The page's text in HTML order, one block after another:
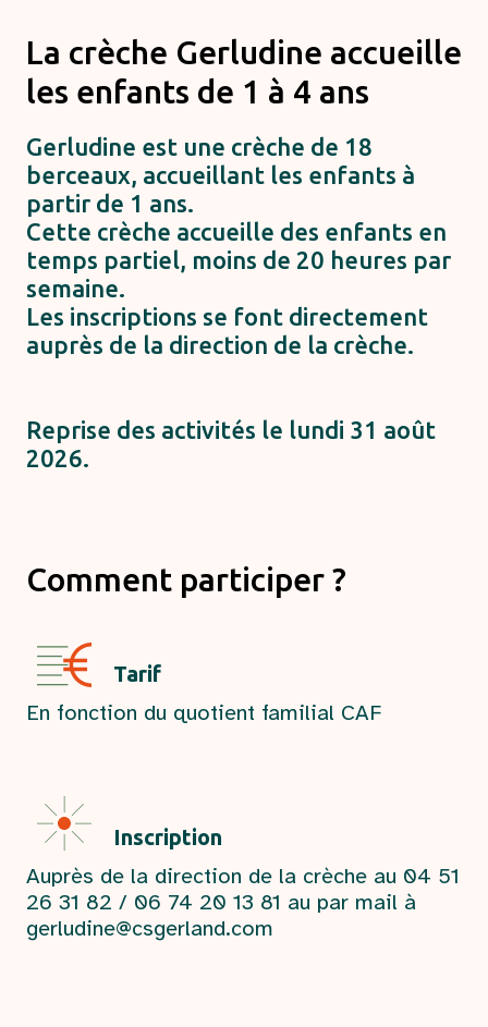
La crèche Gerludine accueille
les enfants de 1 à 4 ans
Gerludine est une crèche de 18
berceaux, accueillant les enfants à
partir de 1 ans.
Cette crèche accueille des enfants en
temps partiel, moins de 20 heures par
semaine.
Les inscriptions se font directement
auprès de la direction de la crèche.
Reprise des activités le lundi 31 août
2026.
Comment participer ?
Tarif
En fonction du quotient familial CAF
Inscription
Auprès de la direction de la crèche au 04 51
26 31 82 / 06 74 20 13 81 au par mail à
gerludine@csgerland.com